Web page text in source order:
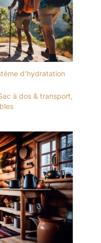
d’hydratation
à dos & transport,